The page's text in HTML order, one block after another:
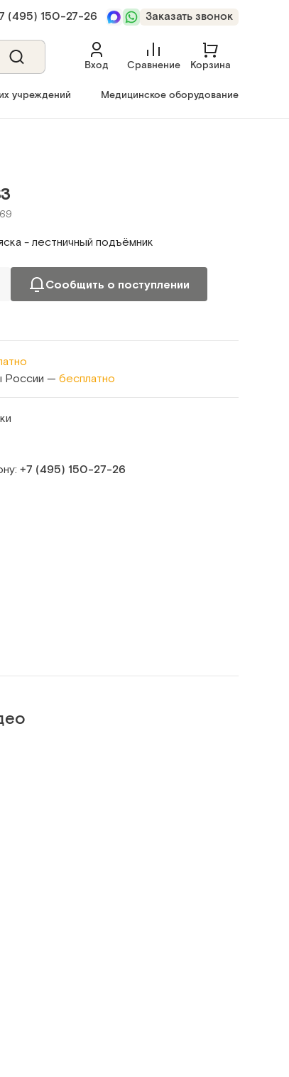
(495) 150‑27‑26 Заказать звонок
Вход Сравнение Корзина
учреждений Медицинское оборудование
- лестничный подъёмник
Сообщить о поступлении
России — бесплатно
+7 (495) 150‑27‑26